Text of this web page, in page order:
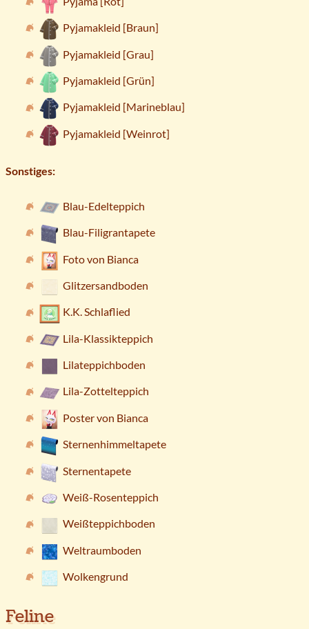
Pyjamakleid [Braun]
Pyjamakleid [Grau]
Pyjamakleid [Grün]
Pyjamakleid [Marineblau]
Pyjamakleid [Weinrot]
Sonstiges:
Blau-Edelteppich
Blau-Filigrantapete
Foto von Bianca
Glitzersandboden
K.K. Schlaflied
Lila-Klassikteppich
Lilateppichboden
Lila-Zottelteppich
Poster von Bianca
Sternenhimmeltapete
Sternentapete
Weiß-Rosenteppich
Weißteppichboden
Weltraumboden
Wolkengrund
Feline